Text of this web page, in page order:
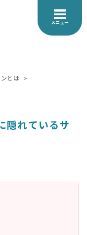
メニュー
とは
れているサ